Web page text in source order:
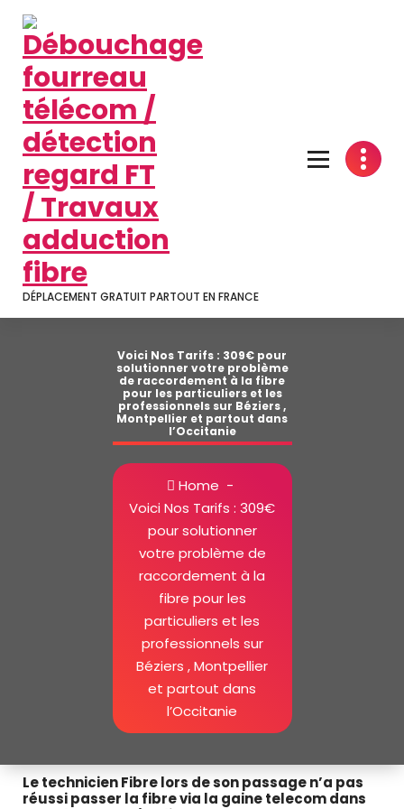
contenu
DÉPLACEMENT GRATUIT PARTOUT EN FRANCE
Voici Nos Tarifs : 309€ pour
solutionner votre problème
de raccordement à la fibre
pour les particuliers et les
professionnels sur Béziers ,
Montpellier et partout dans
l’Occitanie
Home -
Voici Nos Tarifs : 309€
pour solutionner
votre problème de
raccordement à la
fibre pour les
particuliers et les
professionnels sur
Béziers , Montpellier
et partout dans
l’Occitanie
Le technicien Fibre lors de son passage n’a pas
réussi passer la fibre via la gaine telecom dans